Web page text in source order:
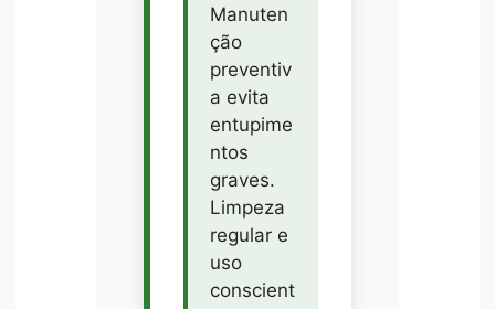
Manuten
ção
preventiv
a evita
entupime
ntos
graves.
Limpeza
regular e
uso
conscient